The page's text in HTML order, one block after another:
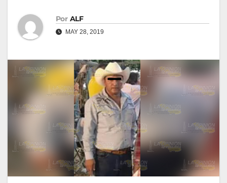
Por ALF
MAY 28, 2019